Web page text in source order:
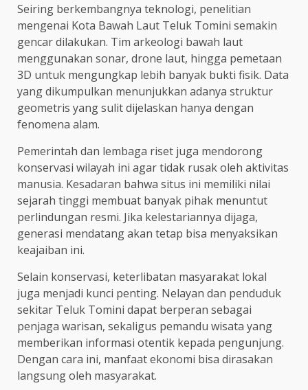
Seiring berkembangnya teknologi, penelitian
mengenai Kota Bawah Laut Teluk Tomini semakin
gencar dilakukan. Tim arkeologi bawah laut
menggunakan sonar, drone laut, hingga pemetaan
3D untuk mengungkap lebih banyak bukti fisik. Data
yang dikumpulkan menunjukkan adanya struktur
geometris yang sulit dijelaskan hanya dengan
fenomena alam.
Pemerintah dan lembaga riset juga mendorong
konservasi wilayah ini agar tidak rusak oleh aktivitas
manusia. Kesadaran bahwa situs ini memiliki nilai
sejarah tinggi membuat banyak pihak menuntut
perlindungan resmi. Jika kelestariannya dijaga,
generasi mendatang akan tetap bisa menyaksikan
keajaiban ini.
Selain konservasi, keterlibatan masyarakat lokal
juga menjadi kunci penting. Nelayan dan penduduk
sekitar Teluk Tomini dapat berperan sebagai
penjaga warisan, sekaligus pemandu wisata yang
memberikan informasi otentik kepada pengunjung.
Dengan cara ini, manfaat ekonomi bisa dirasakan
langsung oleh masyarakat.